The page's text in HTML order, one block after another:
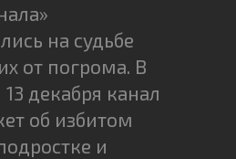
на судьбе
от погрома. В
декабря канал
об избитом
и